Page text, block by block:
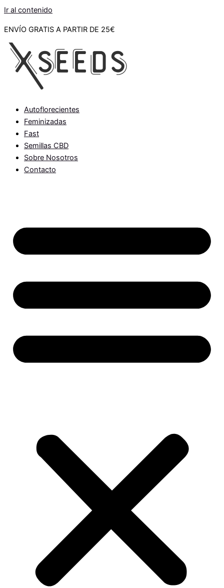
Ir al contenido
ENVÍO GRATIS A PARTIR DE 25€
Autoflorecientes
Feminizadas
Fast
Semillas CBD
Sobre Nosotros
Contacto